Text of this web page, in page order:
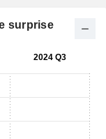
surprise